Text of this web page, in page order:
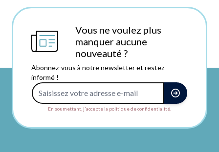
Vous ne voulez plus
manquer aucune
nouveauté ?
Abonnez-vous à notre newsletter et restez
informé !
En soumettant, j'accepte la politique de confidentialité.